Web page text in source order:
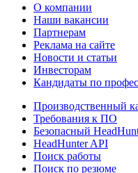
О компании
Наши вакансии
Партнерам
Реклама на сайте
Новости и статьи
Инвесторам
Кандидаты по
Производственный
Требования к ПО
Безопасный
HeadHunter API
Поиск работы
Поиск по резюме